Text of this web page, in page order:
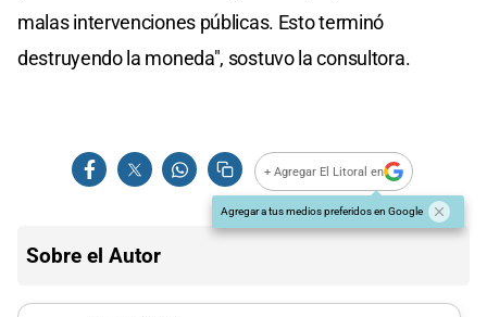
malas intervenciones públicas. Esto terminó
destruyendo la moneda", sostuvo la consultora.
+ Agregar El Litoral en
Agregar a tus medios preferidos en Google
Sobre el Autor